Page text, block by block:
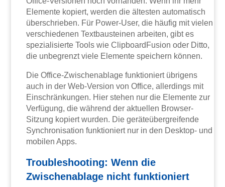
Elemente kopiert, werden die ältesten automatisch
überschrieben. Für Power-User, die häufig mit vielen
verschiedenen Textbausteinen arbeiten, gibt es
spezialisierte Tools wie ClipboardFusion oder Ditto,
die unbegrenzt viele Elemente speichern können.
Die Office-Zwischenablage funktioniert übrigens
auch in der Web-Version von Office, allerdings mit
Einschränkungen. Hier stehen nur die Elemente zur
Verfügung, die während der aktuellen Browser-
Sitzung kopiert wurden. Die geräteübergreifende
Synchronisation funktioniert nur in den Desktop- und
mobilen Apps.
Troubleshooting: Wenn die
Zwischenablage nicht funktioniert